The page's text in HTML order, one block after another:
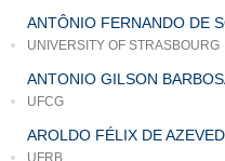
ANTÔNIO FERNANDO DE
UNIVERSITY OF STRASBOURG
ANTONIO GILSON
UFCG
AROLDO FÉLIX DE